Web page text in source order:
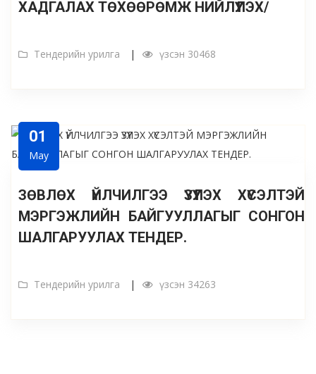
ХАДГАЛАХ ТӨХӨӨРӨМЖ НИЙЛҮҮЛЭХ/
Тендерийн урилга үзсэн 30468
01
May
ЗӨВЛӨХ ҮЙЛЧИЛГЭЭ ҮЗҮҮЛЭХ ХҮСЭЛТЭЙ
МЭРГЭЖЛИЙН БАЙГУУЛЛАГЫГ СОНГОН
ШАЛГАРУУЛАХ ТЕНДЕР.
Тендерийн урилга үзсэн 34263